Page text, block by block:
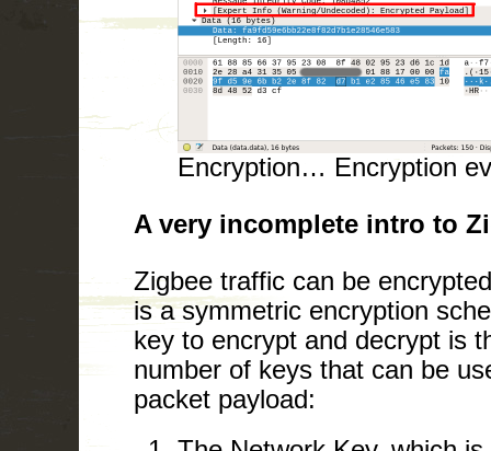
Encryption… Encryption
A very incomplete intro to
Zigbee traffic can be
is a symmetric encryption
key to encrypt and decrypt is
number of keys that can be
packet payload: